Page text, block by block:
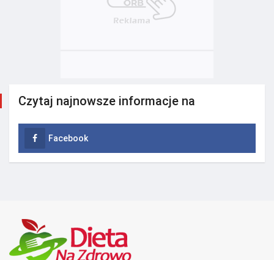
Czytaj najnowsze informacje na
Facebook